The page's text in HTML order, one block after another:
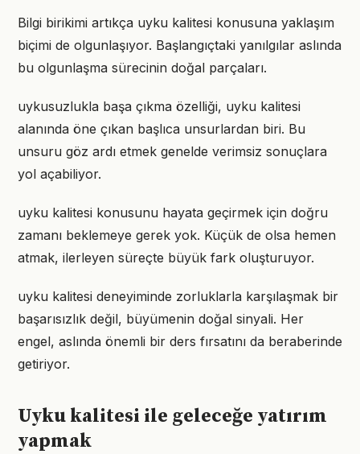
Bilgi birikimi artıkça uyku kalitesi konusuna yaklaşım
biçimi de olgunlaşıyor. Başlangıçtaki yanılgılar aslında
bu olgunlaşma sürecinin doğal parçaları.
uykusuzlukla başa çıkma özelliği, uyku kalitesi
alanında öne çıkan başlıca unsurlardan biri. Bu
unsuru göz ardı etmek genelde verimsiz sonuçlara
yol açabiliyor.
uyku kalitesi konusunu hayata geçirmek için doğru
zamanı beklemeye gerek yok. Küçük de olsa hemen
atmak, ilerleyen süreçte büyük fark oluşturuyor.
uyku kalitesi deneyiminde zorluklarla karşılaşmak bir
başarısızlık değil, büyümenin doğal sinyali. Her
engel, aslında önemli bir ders fırsatını da beraberinde
getiriyor.
Uyku kalitesi ile geleceğe yatırım
yapmak